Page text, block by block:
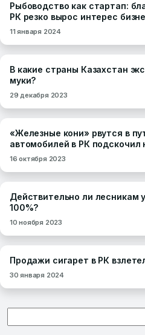
Рыбоводство как стартап:
РК резко вырос интерес
11 января 2024
В какие страны Казахстан
муки?
29 декабря 2023
«Железные кони» рвутся в
автомобилей в РК подскочил
16 октября 2023
Действительно ли лесникам
100%?
10 ноября 2023
Продажи сигарет в РК
30 января 2024